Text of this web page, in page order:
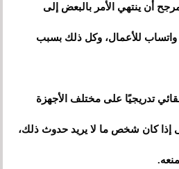
أن ينتهي الأمر بالبعض إلى
للأعمال، وكل ذلك بسبب
تدريجيًا على مختلف الأجهزة
إذا كان شخص ما لا يريد حدوث ذلك،